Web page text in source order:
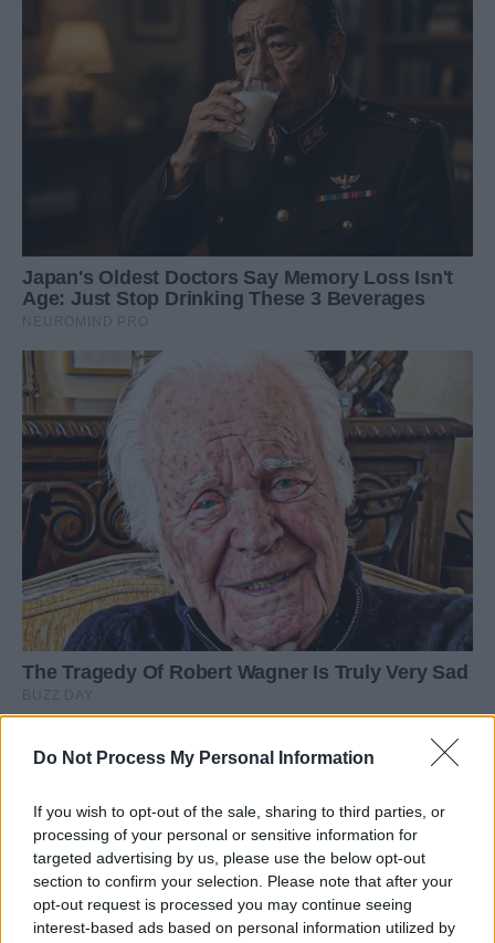
Do Not Process My Personal Information
If you wish to opt-out of the sale, sharing to third parties, or
processing of your personal or sensitive information for
targeted advertising by us, please use the below opt-out
section to confirm your selection. Please note that after your
opt-out request is processed you may continue seeing
interest-based ads based on personal information utilized by